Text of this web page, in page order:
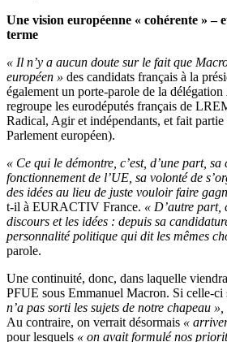
Une vision européenne « cohérente » –
terme
« Il n’y a aucun doute sur le fait que
européen » des candidats français à la
également un porte-parole de la délégation
regroupe les eurodéputés français de
Radical, Agir et indépendants, et fait
Parlement européen).
« Ce qui le démontre, c’est, d’une part,
fonctionnement de l’UE, sa volonté de
des idées au lieu de juste vouloir faire
t-il à EURACTIV France. « D’autre part,
discours et les idées : depuis sa
personnalité politique qui dit les mêmes
parole.
Une continuité, donc, dans laquelle
PFUE sous Emmanuel Macron. Si celle-ci
n’a pas sorti les sujets de notre chapeau »,
Au contraire, on verrait désormais «
pour lesquels « on avait formulé nos